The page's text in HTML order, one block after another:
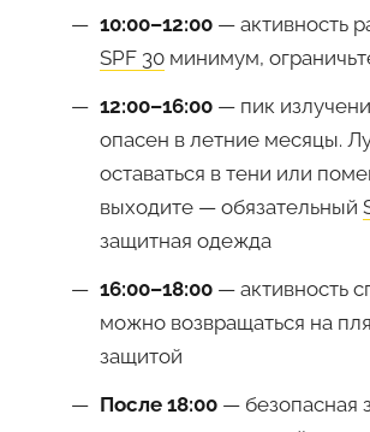
10:00–12:00 — активность
SPF 30 минимум,
12:00–16:00 — пик
опасен в летние месяцы.
оставаться в тени или
выходите — обязательный
защитная одежда
16:00–18:00 — активность
можно возвращаться на
защитой
После 18:00 — безопасная